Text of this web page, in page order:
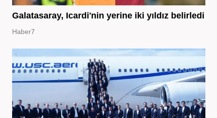
Galatasaray, Icardi'nin yerine iki yıldız belirledi
Haber7